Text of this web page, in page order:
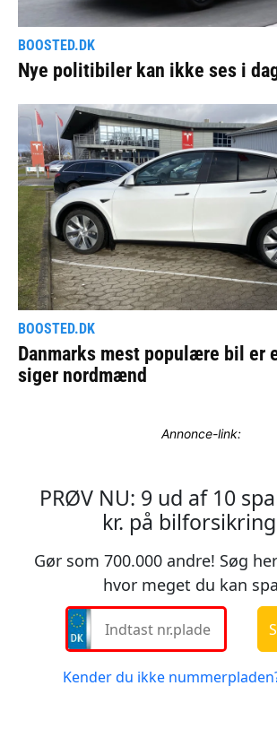
Annonce-link: